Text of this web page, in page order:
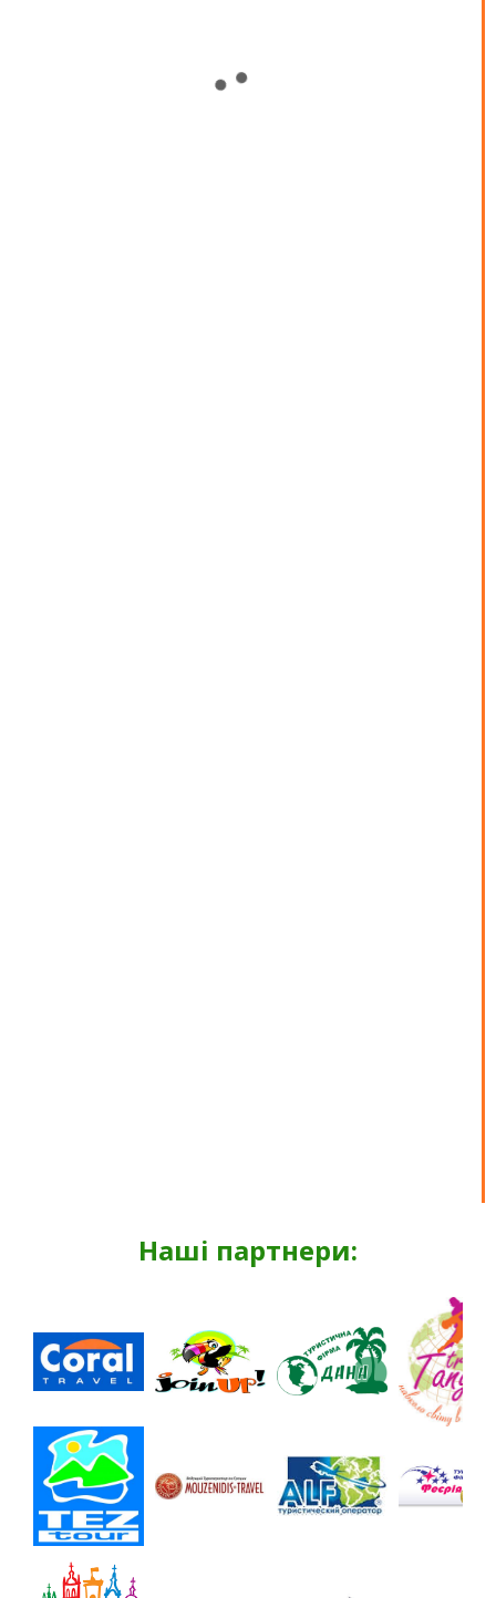
Наші партнери: